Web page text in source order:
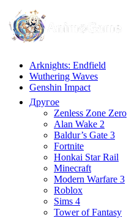
Arknights: Endfield
Wuthering Waves
Genshin Impact
Другое
Zenless Zone Zero
Alan Wake 2
Baldur’s Gate 3
Fortnite
Honkai Star Rail
Minecraft
Modern Warfare 3
Roblox
Sims 4
Tower of Fantasy